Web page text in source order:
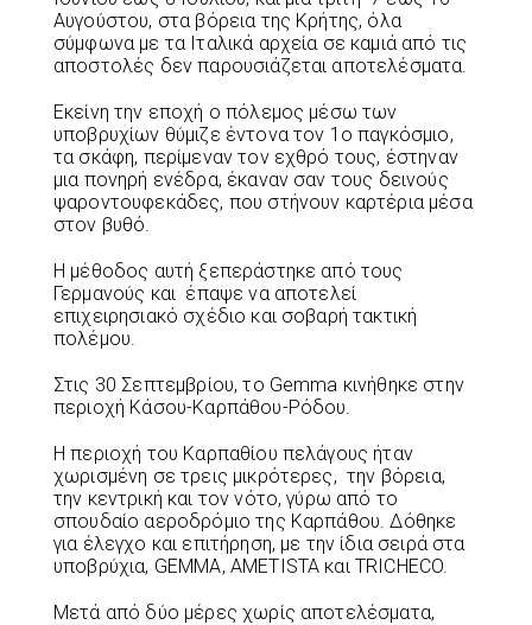
Αυγούστου, στα βόρεια της Κρήτης, όλα
σύμφωνα με τα Ιταλικά αρχεία σε καμιά από τις
αποστολές δεν παρουσιάζεται αποτελέσματα.
Εκείνη την εποχή ο πόλεμος μέσω των
υποβρυχίων θύμιζε έντονα τον 1ο παγκόσμιο,
τα σκάφη, περίμεναν τον εχθρό τους, έστηναν
μια πονηρή ενέδρα, έκαναν σαν τους δεινούς
ψαροντουφεκάδες, που στήνουν καρτέρια μέσα
στον βυθό.
Η μέθοδος αυτή ξεπεράστηκε από τους
Γερμανούς και έπαψε να αποτελεί
επιχειρησιακό σχέδιο και σοβαρή τακτική
πολέμου.
Στις 30 Σεπτεμβρίου, το Gemma κινήθηκε στην
περιοχή Κάσου-Καρπάθου-Ρόδου.
Η περιοχή του Καρπαθίου πελάγους ήταν
χωρισμένη σε τρεις μικρότερες, την βόρεια,
την κεντρική και τον νότο, γύρω από το
σπουδαίο αεροδρόμιο της Καρπάθου. Δόθηκε
για έλεγχο και επιτήρηση, με την ίδια σειρά στα
υποβρύχια, GEMMA, AMETISTA και TRICHECO.
Μετά από δύο μέρες χωρίς αποτελέσματα,